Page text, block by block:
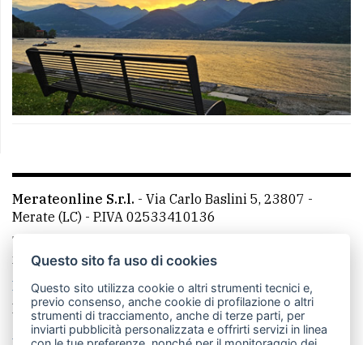
Merateonline S.r.l. - Via Carlo Baslini 5, 23807 -
Merate (LC) - P.IVA 02533410136
Telefono:
mail: redazione@leccoonline.com
La redazione
MerateOnline CasateOnline
RSS
Made by VIP
Questo sito fa uso di cookies
Questo sito utilizza cookie o altri strumenti tecnici e,
previo consenso, anche cookie di profilazione o altri
strumenti di tracciamento, anche di terze parti, per
inviarti pubblicità personalizzata e offrirti servizi in linea